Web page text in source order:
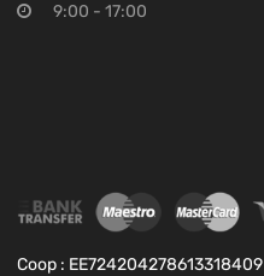
9:00 - 17:00
Coop : EE724204278613318409